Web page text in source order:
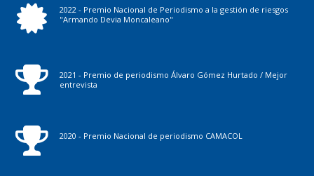
2022 - Premio Nacional de Periodismo a la gestión de riesgos
"Armando Devia Moncaleano"
2021 - Premio de periodismo Álvaro Gómez Hurtado / Mejor
entrevista
2020 - Premio Nacional de periodismo CAMACOL